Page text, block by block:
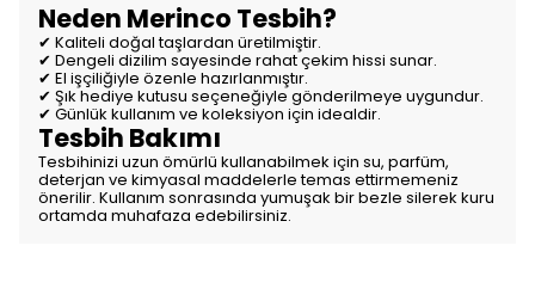
Neden Merinco Tesbih?
✔ Kaliteli doğal taşlardan üretilmiştir.
✔ Dengeli dizilim sayesinde rahat çekim hissi sunar.
✔ El işçiliğiyle özenle hazırlanmıştır.
✔ Şık hediye kutusu seçeneğiyle gönderilmeye uygundur.
✔ Günlük kullanım ve koleksiyon için idealdir.
Tesbih Bakımı
Tesbihinizi uzun ömürlü kullanabilmek için su, parfüm,
deterjan ve kimyasal maddelerle temas ettirmemeniz
önerilir. Kullanım sonrasında yumuşak bir bezle silerek kuru
ortamda muhafaza edebilirsiniz.